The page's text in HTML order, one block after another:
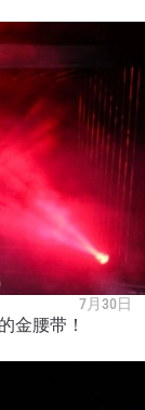
7月30日
金腰带！